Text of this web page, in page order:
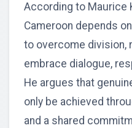
According to Maurice
Cameroon depends
to overcome division,
embrace dialogue,
He argues that
only be achieved
and a shared